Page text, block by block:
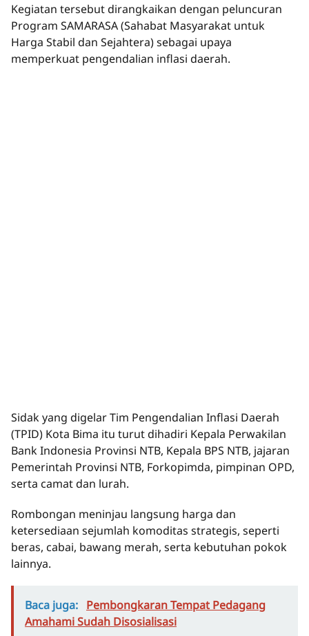
Kegiatan tersebut dirangkaikan dengan peluncuran
Program SAMARASA (Sahabat Masyarakat untuk
Harga Stabil dan Sejahtera) sebagai upaya
memperkuat pengendalian inflasi daerah.
Sidak yang digelar Tim Pengendalian Inflasi Daerah
(TPID) Kota Bima itu turut dihadiri Kepala Perwakilan
Bank Indonesia Provinsi NTB, Kepala BPS NTB, jajaran
Pemerintah Provinsi NTB, Forkopimda, pimpinan OPD,
serta camat dan lurah.
Rombongan meninjau langsung harga dan
ketersediaan sejumlah komoditas strategis, seperti
beras, cabai, bawang merah, serta kebutuhan pokok
lainnya.
Baca juga: Pembongkaran Tempat Pedagang
Amahami Sudah Disosialisasi